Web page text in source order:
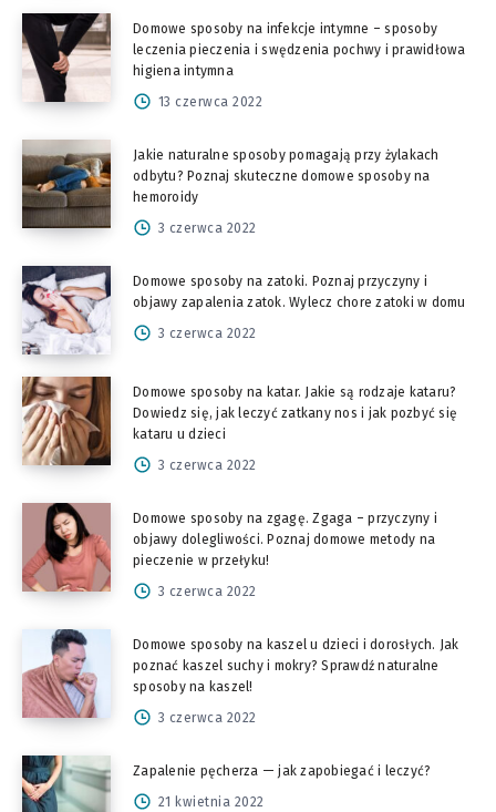
Domowe sposoby na infekcje intymne – sposoby
leczenia pieczenia i swędzenia pochwy i prawidłowa
higiena intymna
13 czerwca 2022
Jakie naturalne sposoby pomagają przy żylakach
odbytu? Poznaj skuteczne domowe sposoby na
hemoroidy
3 czerwca 2022
Domowe sposoby na zatoki. Poznaj przyczyny i
objawy zapalenia zatok. Wylecz chore zatoki w domu
3 czerwca 2022
Domowe sposoby na katar. Jakie są rodzaje kataru?
Dowiedz się, jak leczyć zatkany nos i jak pozbyć się
kataru u dzieci
3 czerwca 2022
Domowe sposoby na zgagę. Zgaga – przyczyny i
objawy dolegliwości. Poznaj domowe metody na
pieczenie w przełyku!
3 czerwca 2022
Domowe sposoby na kaszel u dzieci i dorosłych. Jak
poznać kaszel suchy i mokry? Sprawdź naturalne
sposoby na kaszel!
3 czerwca 2022
Zapalenie pęcherza — jak zapobiegać i leczyć?
21 kwietnia 2022